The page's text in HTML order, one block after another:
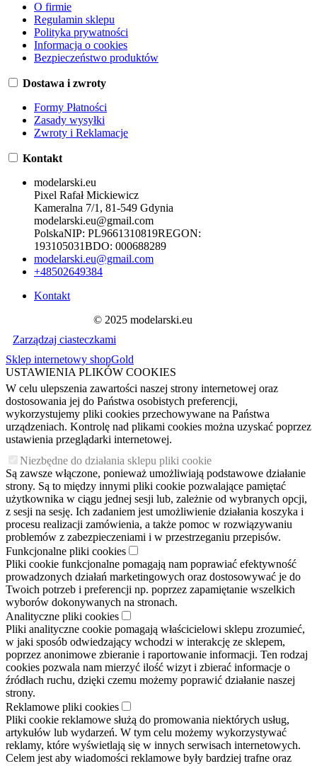
O firmie
Regulamin sklepu
Polityka prywatności
Informacja o cookies
Bezpieczeństwo produktów
Dostawa i zwroty
Formy Płatności
Zasady wysyłki
Zwroty i Reklamacje
Kontakt
modelarski.eu
Pixel Rafał Mickiewicz
Kameralna 7/1, 81-549 Gdynia
modelarski.eu@gmail.com
PolskaNIP: PL9661310819REGON:
193105031BDO: 000688289
modelarski.eu@gmail.com
+48502649384
Kontakt
© 2025 modelarski.eu
Zarządzaj ciasteczkami
Sklep internetowy shopGold
USTAWIENIA PLIKÓW COOKIES
W celu ulepszenia zawartości naszej strony internetowej oraz
dostosowania jej do Państwa osobistych preferencji,
wykorzystujemy pliki cookies przechowywane na Państwa
urządzeniach. Kontrolę nad plikami cookies można uzyskać poprzez
ustawienia przeglądarki internetowej.
Niezbędne do działania sklepu pliki cookie
Są zawsze włączone, ponieważ umożliwiają podstawowe działanie
strony. Są to między innymi pliki cookie pozwalające pamiętać
użytkownika w ciągu jednej sesji lub, zależnie od wybranych opcji,
z sesji na sesję. Ich zadaniem jest umożliwienie działania koszyka i
procesu realizacji zamówienia, a także pomoc w rozwiązywaniu
problemów z zabezpieczeniami i w przestrzeganiu przepisów.
Funkcjonalne pliki cookies
Pliki cookie funkcjonalne pomagają nam poprawiać efektywność
prowadzonych działań marketingowych oraz dostosowywać je do
Twoich potrzeb i preferencji np. poprzez zapamiętanie wszelkich
wyborów dokonywanych na stronach.
Analityczne pliki cookies
Pliki analityczne cookie pomagają właścicielowi sklepu zrozumieć,
w jaki sposób odwiedzający wchodzi w interakcję ze sklepem,
poprzez anonimowe zbieranie i raportowanie informacji. Ten rodzaj
cookies pozwala nam mierzyć ilość wizyt i zbierać informacje o
źródłach ruchu, dzięki czemu możemy poprawić działanie naszej
strony.
Reklamowe pliki cookies
Pliki cookie reklamowe służą do promowania niektórych usług,
artykułów lub wydarzeń. W tym celu możemy wykorzystywać
reklamy, które wyświetlają się w innych serwisach internetowych.
Celem jest aby wiadomości reklamowe były bardziej trafne oraz